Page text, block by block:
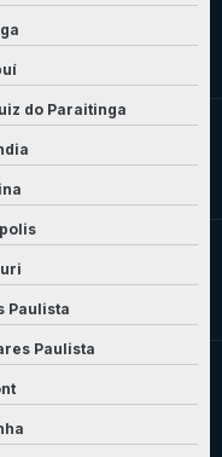
do Paraitinga
Paulista
Paulista